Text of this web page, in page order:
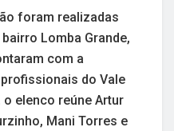
foram realizadas
Lomba Grande,
com a
do Vale
o elenco reúne Artur
Mani Torres e